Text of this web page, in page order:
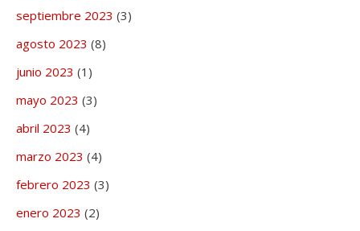
septiembre 2023 (3)
agosto 2023 (8)
junio 2023 (1)
mayo 2023 (3)
abril 2023 (4)
marzo 2023 (4)
febrero 2023 (3)
enero 2023 (2)